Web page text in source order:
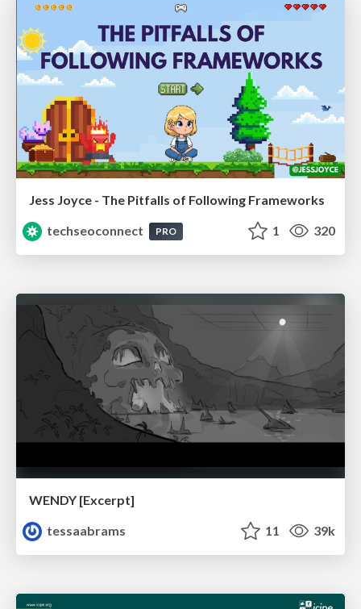
Jess Joyce - The Pitfalls of Following Frameworks
techseoconnect
PRO 1 320
WENDY [Excerpt]
tessaabrams
11 39k